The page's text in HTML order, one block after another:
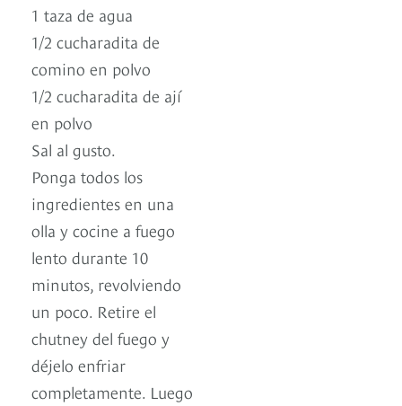
1 taza de agua
1/2 cucharadita de
comino en polvo
1/2 cucharadita de ají
en polvo
Sal al gusto.
Ponga todos los
ingredientes en una
olla y cocine a fuego
lento durante 10
minutos, revolviendo
un poco. Retire el
chutney del fuego y
déjelo enfriar
completamente. Luego